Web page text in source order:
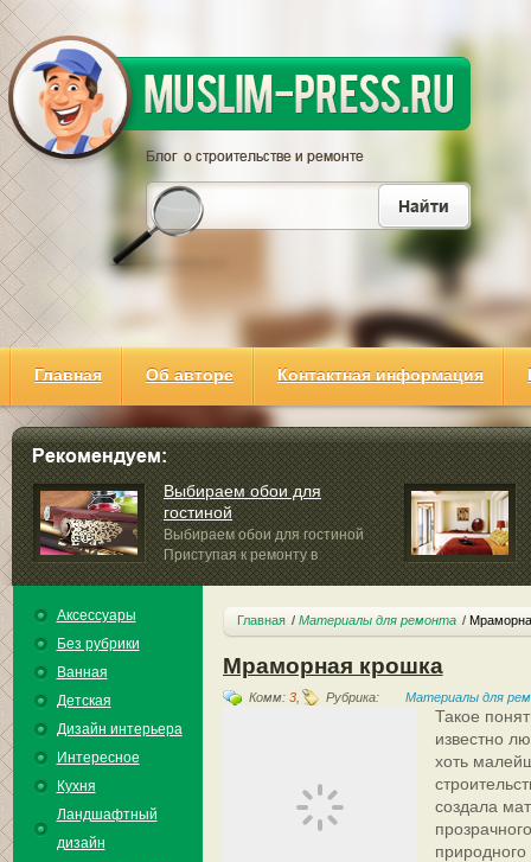
Главная Об авторе Контактная информация
Выбираем обои для
гостиной
Выбираем обои для гостиной
Приступая к ремонту в
гостиной...
Аксессуары
Без рубрики
Ванная
Детская
Дизайн интерьера
Интересное
Кухня
Ландшафтный
дизайн
Главная Материалы для ремонта
Мраморная крошка
Комм: 3, Рубрика: Материалы для
Такое
известно
хоть
создала